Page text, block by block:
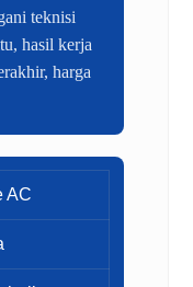
teknisi
hasil kerja
harga
AC